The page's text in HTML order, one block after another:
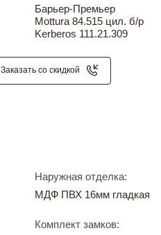
Барьер-Премьер
Mottura 84.515 цил. б/р
Kerberos 111.21.309
Заказать со скидкой
Наружная отделка:
МДФ ПВХ 16мм гладкая
Комплект замков: